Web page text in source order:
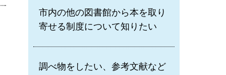
市内の他の図書館から本を取り
寄せる制度について知りたい
調べ物をしたい、参考文献など